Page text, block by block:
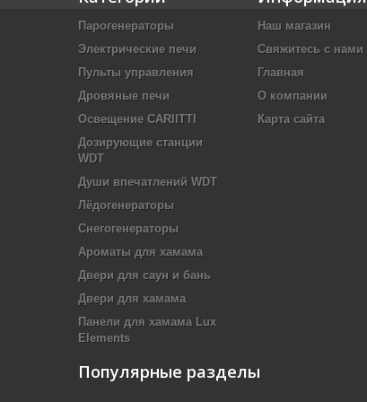
Парогенераторы
Электрические печи
Пульты управления
Дровяные печи
Освещение CARIITTI
Дозирующие станции
WDT
Души впечатлений WDT
Лёдогенераторы
Снегогенераторы
Ароматы для хамама
Двери для саун и бань
Двери для хамама
Панели для хамама Lux
Elements
Наш магазин
Свяжитесь с нами
Главная
О компании
Карта сайта
Популярные разделы